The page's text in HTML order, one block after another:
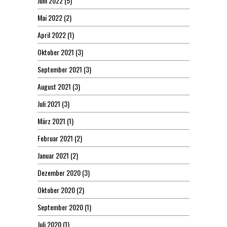
Mai 2022(2)
April 2022(1)
Oktober 2021 (3)
September 2021 (3)
August 2021 (3)
Juli 2021 (3)
März 2021 (1)
Februar 2021 (2)
Januar 2021 (2)
Dezember 2020(3)
Oktober 2020(2)
September 2020(1)
Juli 2020(1)